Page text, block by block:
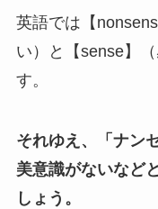
英語では【
い）と【sense】
す。
それゆえ、「ナン
美意識がないなど
しょう。